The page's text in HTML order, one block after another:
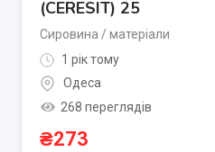
(CERESIT) 25
Сировина / матеріали
1 рік тому
Одеса
268 переглядів
₴273